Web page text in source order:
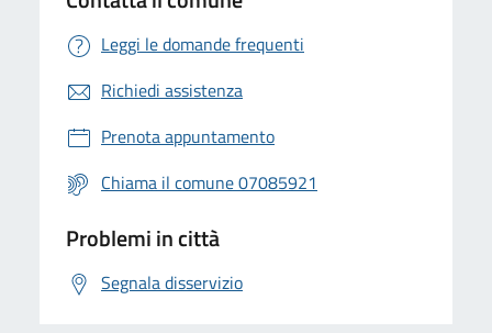
Leggi le domande frequenti
Richiedi assistenza
Prenota appuntamento
Chiama il comune 07085921
Problemi in città
Segnala disservizio